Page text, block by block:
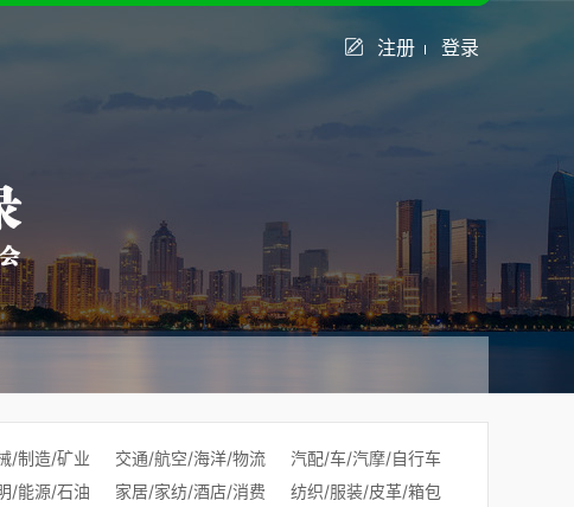
注册 登录
/制造/矿业 交通/航空/海洋/物流
汽配/车/汽摩/自行车
/能源/石油 家居/家纺/酒店/消费
纺织/服装/皮革/箱包